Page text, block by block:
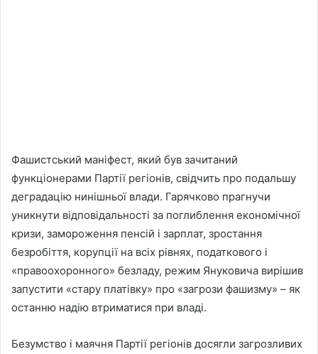
Фашистський маніфест, який був зачитаний
функціонерами Партії регіонів, свідчить про подальшу
деградацію нинішньої влади. Гарячково прагнучи
уникнути відповідальності за поглиблення економічної
кризи, замороження пенсій і зарплат, зростання
безробіття, корупції на всіх рівнях, податкового і
«правоохоронного» безладу, режим Януковича вирішив
запустити «стару платівку» про «загрози фашизму» – як
останню надію втриматися при владі.
Безумство і маячня Партії регіонів досягли загрозливих